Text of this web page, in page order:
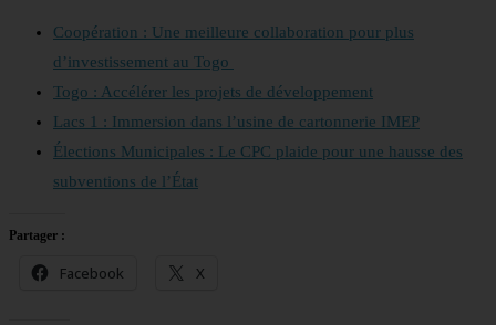
Coopération : Une meilleure collaboration pour plus
d’investissement au Togo
Togo : Accélérer les projets de développement
Lacs 1 : Immersion dans l’usine de cartonnerie IMEP
Élections Municipales : Le CPC plaide pour une hausse des
subventions de l’État
Partager :
Facebook X